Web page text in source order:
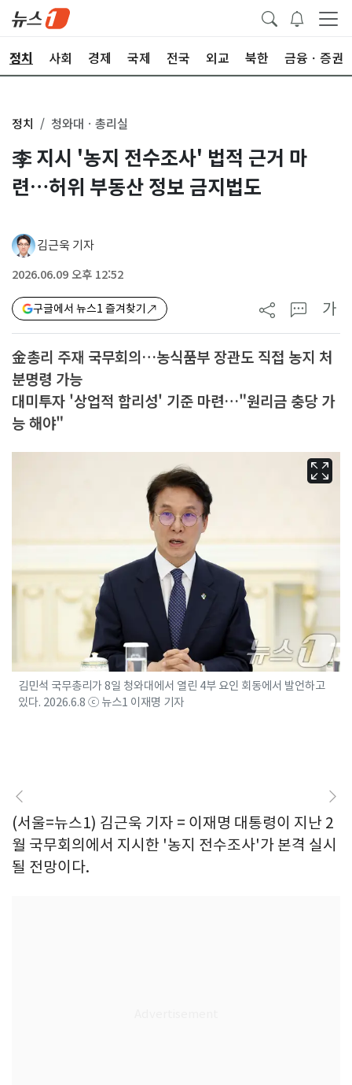
정치 사회 경제 국제 전국 외교 북한 금융ㆍ증권
정치 청와대ㆍ총리실
李 지시 '농지 전수조사' 법적 근거 마
련…허위 부동산 정보 금지법도
김근욱 기자
2026.06.09 오후 12:52
구글에서 뉴스1 즐겨찾기 가
金총리 주재 국무회의…농식품부 장관도 직접 농지 처
분명령 가능
대미투자 '상업적 합리성' 기준 마련…"원리금 충당 가
능 해야"
김민석 국무총리가 8일 청와대에서 열린 4부 요인 회동에서 발언하고
있다. 2026.6.8 ⓒ 뉴스1 이재명 기자
(서울=뉴스1) 김근욱 기자 = 이재명 대통령이 지난 2
월 국무회의에서 지시한 '농지 전수조사'가 본격 실시
될 전망이다.